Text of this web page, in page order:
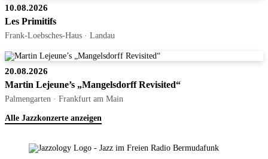
10.08.2026
Les Primitifs
Frank-Loebsches-Haus · Landau
20.08.2026
Martin Lejeune’s „Mangelsdorff Revisited“
Palmengarten · Frankfurt am Main
Alle Jazzkonzerte anzeigen